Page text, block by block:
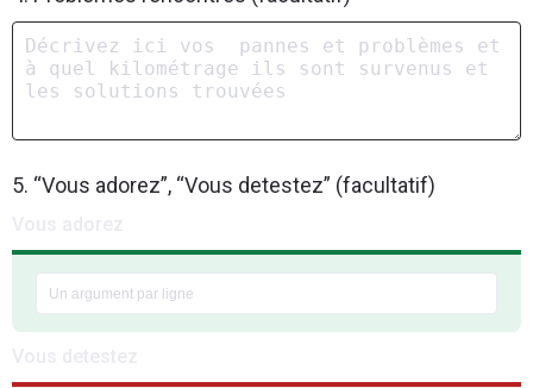
5. “Vous adorez”, “Vous detestez” (facultatif)